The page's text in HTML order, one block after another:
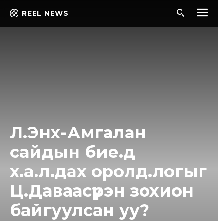
REEL NEWS
Л.Энх-Амгалан
сайдын бие.д
x.a.л.дax opoлд.лoгыг
Ц.Даваасүрэн зохион
байгуулсан уу?